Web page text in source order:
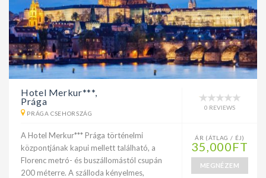
Hotel Merkur***,
Prága
PRÁGA CSEHORSZÁG
0 REVIEWS
A Hotel Merkur*** Prága történelmi
központjának kapui mellett található, a
Florenc metró- és buszállomástól csupán
200 méterre. A szálloda kényelmes,
ÁR (ÁTLAG / ÉJ)
35,000FT
MEGNÉZEM